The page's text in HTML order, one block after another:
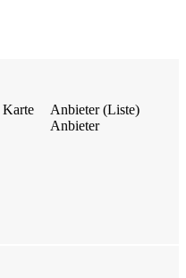
Karte
Anbieter (Liste)
Anbieter